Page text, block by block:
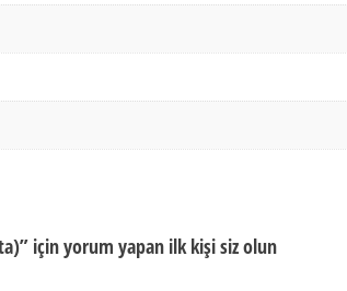
için yorum yapan ilk kişi siz olun